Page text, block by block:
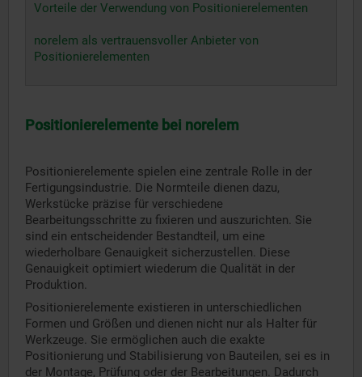
Vorteile der Verwendung von Positionierelementen
norelem als vertrauensvoller Anbieter von
Positionierelementen
Positionierelemente bei norelem
Positionierelemente spielen eine zentrale Rolle in der
Fertigungsindustrie. Die Normteile dienen dazu,
Werkstücke präzise für verschiedene
Bearbeitungsschritte zu fixieren und auszurichten. Sie
sind ein entscheidender Bestandteil, um eine
wiederholbare Genauigkeit sicherzustellen. Diese
Genauigkeit optimiert wiederum die Qualität in der
Produktion.
Positionierelemente existieren in unterschiedlichen
Formen und Größen und dienen nicht nur als Halter für
Werkzeuge. Sie ermöglichen auch die exakte
Positionierung und Stabilisierung von Bauteilen, sei es in
der Montage, Prüfung oder der Bearbeitungen. Dadurch